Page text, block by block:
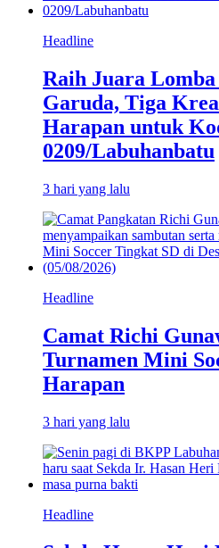
Headline
Raih Juara
Garuda, Tiga
Harapan untuk
0209/Labuhanbatu
3 hari yang lalu
Headline
Camat Richi
Turnamen Mini
Harapan
3 hari yang lalu
Headline